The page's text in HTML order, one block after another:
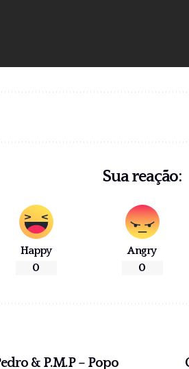
Sua reação:
Happy
0
Angry
0
& P.M.P – Popo